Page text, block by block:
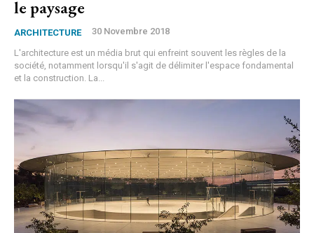
le paysage
ARCHITECTURE 30 Novembre 2018
L'architecture est un média brut qui enfreint souvent les règles de la
société, notamment lorsqu'il s'agit de délimiter l'espace fondamental
et la construction. La...